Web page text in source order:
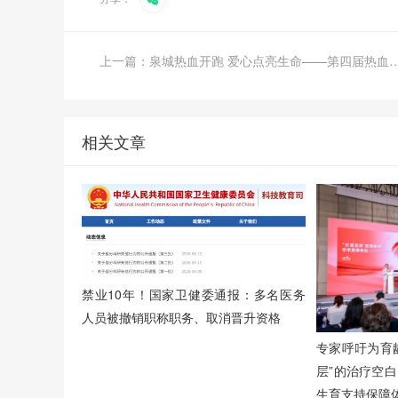
上一篇：泉城热血开跑 爱心点
相关文章
禁业10年！国家卫健委通报：多名医务
人员被撤销职称职务、取消晋升资格
专家呼吁为育
层”的治疗空
生育支持保障